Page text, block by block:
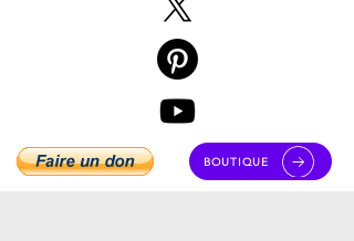
BOUTIQUE